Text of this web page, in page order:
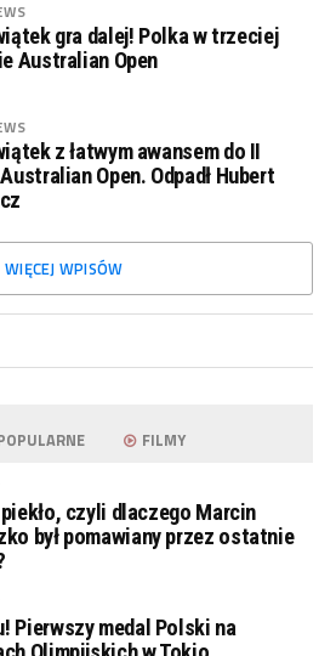
gra dalej! Polka w trzeciej
Australian Open
z łatwym awansem do II
Open. Odpadł Hubert
WIĘCEJ WPISÓW
FILMY
czyli dlaczego Marcin
był pomawiany przez ostatnie
Pierwszy medal Polski na